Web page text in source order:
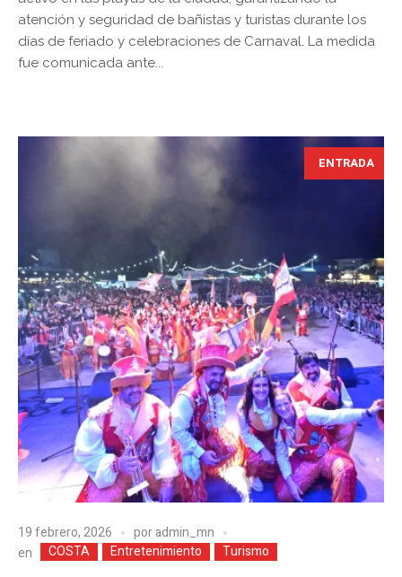
atención y seguridad de bañistas y turistas durante los
días de feriado y celebraciones de Carnaval. La medida
fue comunicada ante...
ENTRADA
19 febrero, 2026 poradmin_mn
en
COSTA Entretenimiento Turismo